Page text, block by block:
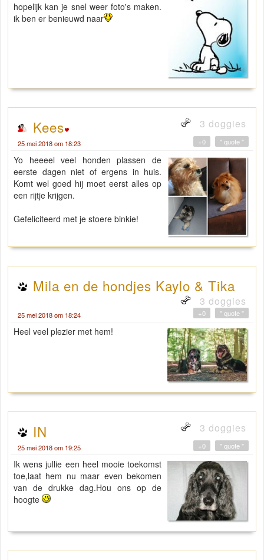
hopelijk kan je snel weer foto's maken.
ik ben er benieuwd naar
Kees 3 doggies
25 mei 2018 om 18:23 " quote "
+0
Yo heeeel veel honden plassen de
eerste dagen niet of ergens in huis.
Komt wel goed hij moet eerst alles op
een rijtje krijgen.
Gefeliciteerd met je stoere binkie!
Mila en de hondjes Kaylo & Tika
3 doggies
25 mei 2018 om 18:24 " quote "
+0
Heel veel plezier met hem!
IN 3 doggies
25 mei 2018 om 19:25 " quote "
+0
Ik wens jullie een heel mooie toekomst
toe,laat hem nu maar even bekomen
van de drukke dag.Hou ons op de
hoogte